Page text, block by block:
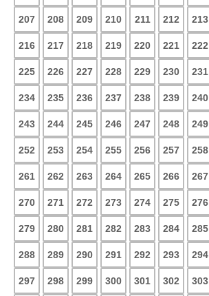
207 208 209 210 211 212 213
216 217 218 219 220 221 222
225 226 227 228 229 230 231
234 235 236 237 238 239 240
243 244 245 246 247 248 249
252 253 254 255 256 257 258
261 262 263 264 265 266 267
270 271 272 273 274 275 276
279 280 281 282 283 284 285
288 289 290 291 292 293 294
297 298 299 300 301 302 303